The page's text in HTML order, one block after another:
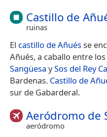
Castillo de
ruinas
El castillo de Añuésse
Añués,​ a caballo entre
Sangüesa ySos del Rey
Bardenas. Castillo de
sur de Gabarderal.
Aeródromo de
aeródromo